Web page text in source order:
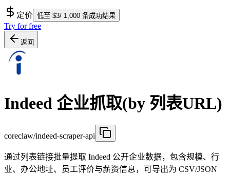
定价 低至 $3/ 1,000 条成功结果
Try for free
返回
Indeed 企业抓取(by 列表URL)
coreclaw/indeed-scraper-api
通过列表链接批量提取 Indeed 公开企业数据，包含规模、行
业、办公地址、员工评价与薪资信息，可导出为 CSV/JSON